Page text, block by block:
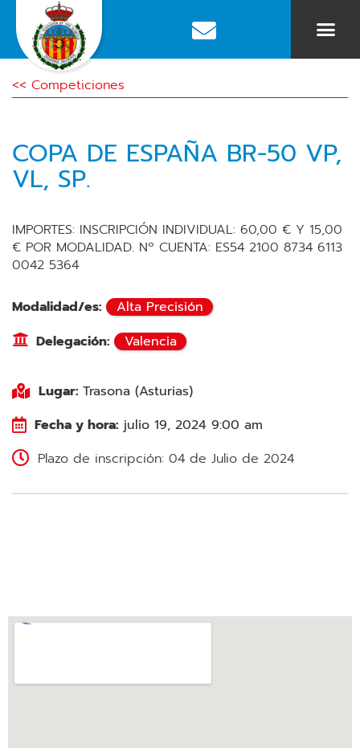
<< Competiciones
COPA DE ESPAÑA BR-50 VP,
VL, SP.
IMPORTES: INSCRIPCIÓN INDIVIDUAL: 60,00 € Y 15,00
€ POR MODALIDAD. Nº CUENTA: ES54 2100 8734 6113
0042 5364
Modalidad/es:
Alta Precisión
Delegación:
Valencia
Lugar: Trasona (Asturias)
Fecha y hora: julio 19, 2024 9:00 am
Plazo de inscripción: 04 de Julio de 2024